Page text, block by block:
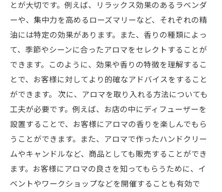
とが大切です。例えば、リラックス効果のあるラベンダ
ーや、集中力を高めるローズマリーなど、それぞれの精
油には特定の効果があります。また、香りの種類によっ
て、季節やシーンに合ったアロマをセレクトすることが
できます。このように、効果や香りの特徴を理解するこ
とで、お客様に対してより的確なアドバイスをすること
ができます。 次に、アロマを取り入れる方法についても
工夫が必要です。例えば、お店の中にディフューザーを
設置することで、お客様にアロマの香りを楽しんでもら
うことができます。また、アロマで作ったハンドクリー
ムやキャンドルなど、商品としても販売することができ
ます。お客様にアロマの良さを知ってもらうために、イ
ベントやワークショップなどを開催することも有効で